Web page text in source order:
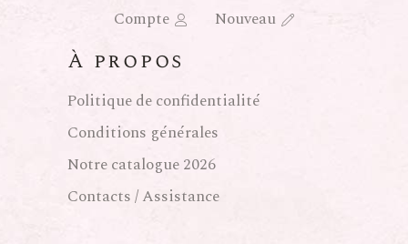
À propos
Politique de confidentialité
Conditions générales
Notre catalogue 2026
Contacts / Assistance
Compte
Nouveau